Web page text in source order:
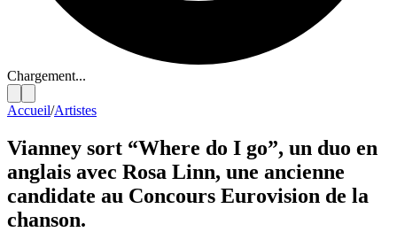
Chargement...
Accueil/Artistes
Vianney sort “Where do I go”, un duo en
anglais avec Rosa Linn, une ancienne
candidate au Concours Eurovision de la
chanson.